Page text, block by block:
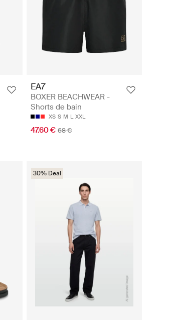
EA7
BOXER BEACHWEAR -
Shorts de bain
XS S M L XXL
47.60 € 68 €
30% Deal